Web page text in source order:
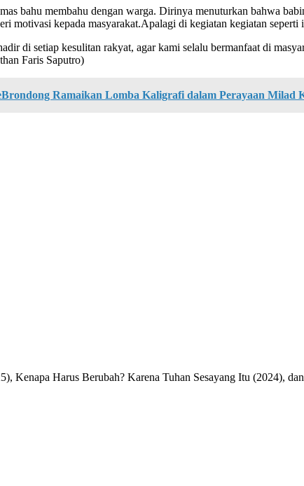
bahu membahu dengan warga. Dirinya menuturkan bahwa
motivasi kepada masyarakat.Apalagi di kegiatan kegiatan seperti
di setiap kesulitan rakyat, agar kami selalu bermanfaat di
Faris Saputro)
Ramaikan Lomba Kaligrafi dalam Perayaan Milad
Kenapa Harus Berubah? Karena Tuhan Sesayang Itu (2024),